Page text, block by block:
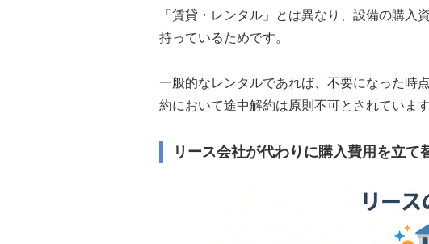
「賃貸・レンタル」とは異なり、設備の購
持っているためです。
一般的なレンタルであれば、不要になった時
約において途中解約は原則不可とされています
リース会社が代わりに購入費用を立て